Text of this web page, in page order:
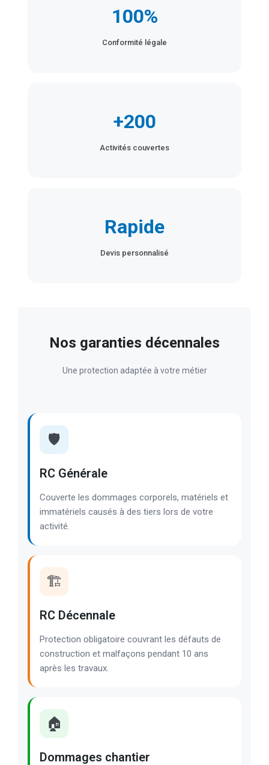
100%
Conformité légale
+200
Activités couvertes
Rapide
Devis personnalisé
Nos garanties décennales
Une protection adaptée à votre métier
🛡️
RC Générale
Couverte les dommages corporels, matériels et
immatériels causés à des tiers lors de votre
activité.
🏗️
RC Décennale
Protection obligatoire couvrant les défauts de
construction et malfaçons pendant 10 ans
après les travaux.
🏠
Dommages chantier